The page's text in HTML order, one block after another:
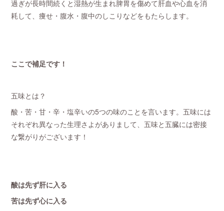
過ぎが長時間続くと湿熱が生まれ脾胃を傷めて肝血や心血を消
耗して、痩せ・腹水・腹中のしこりなどをもたらします。
ここで補足です！
五味とは？
酸・苦・甘・辛・塩辛いの5つの味のことを言います。五味には
それぞれ異なった生理さよがありまして、五味と五臓には密接
な繋がりがございます！
酸は先ず肝に入る
苦は先ず心に入る